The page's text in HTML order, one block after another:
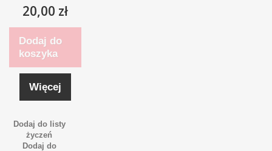
20,00 zł
Dodaj do
koszyka
Więcej
Dodaj do listy
życzeń
Dodaj do